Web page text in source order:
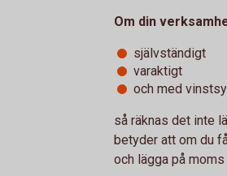
Om din
självständigt
varaktigt
och med
så räknas det inte
betyder att om du
och lägga på moms